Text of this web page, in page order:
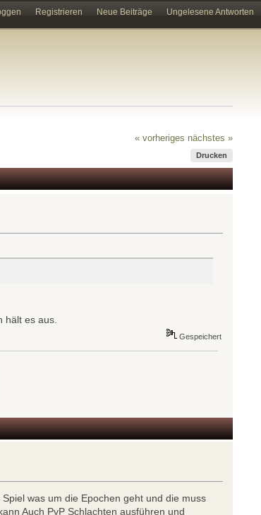
Registrieren Neue Beiträge Ungelesene Antworten
« vorheriges nächstes »
Drucken
hält es aus.
Gespeichert
was um die Epochen geht und die muss
Auch PvP Schlachten ausführen und